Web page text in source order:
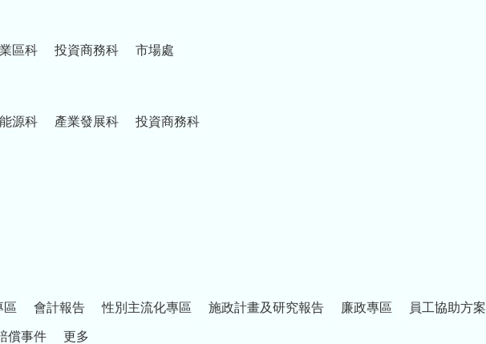
區科 投資商務科 市場處
能源科 產業發展科 投資商務科
區 會計報告 性別主流化專區 施政計畫及研究報告 廉政專區 員工協助方案
償事件 更多